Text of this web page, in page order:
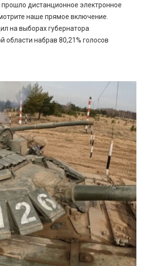
дистанционное электронное
наше прямое включение.
на выборах губернатора
области набрав 80,21% голосов